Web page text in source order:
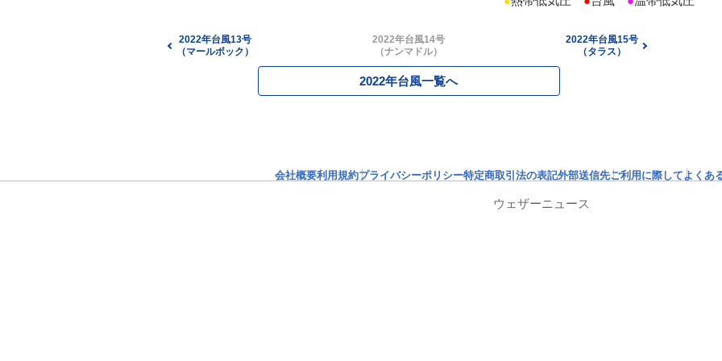
2022年台風13号
（マールボック）
2022年台風14号
（ナンマドル）
2022年台風15号
（タラス）
2022年台風一覧へ
会社概要利用規約プライバシーポリシー特定商取引法の表記外部送信先ご利用に際してよくあ
ウェザーニュース